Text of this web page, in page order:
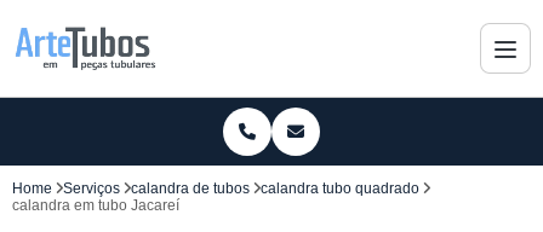
Home Serviços calandra de tubos
calandra tubo quadrado
calandra em tubo Jacareí